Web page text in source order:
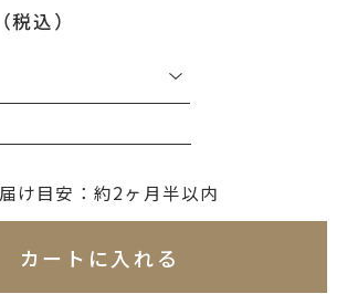
税込）
について)※必ず選択ください
け目安：約2ヶ月半以内
カートに入れる